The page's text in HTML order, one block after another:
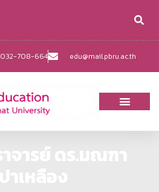
032-708-664 edu@mail.pbru.ac.th